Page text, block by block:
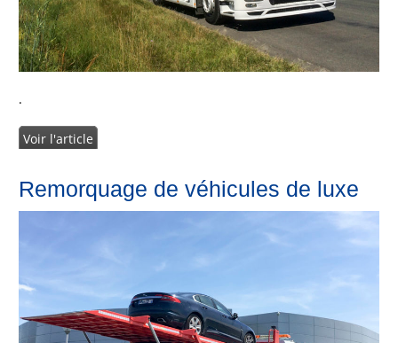
.
Voir l'article
Remorquage de véhicules de luxe